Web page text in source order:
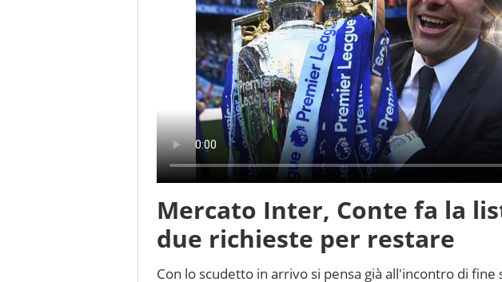
Mercato Inter, Conte fa la
due richieste per restare
Con lo scudetto in arrivo si pensa già all'incontro di fine